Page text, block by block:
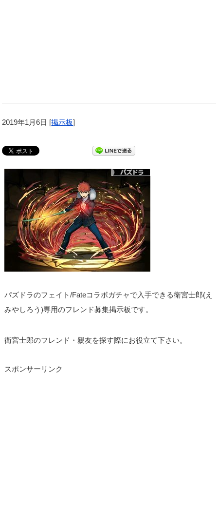
2019年1月6日 [掲示板]
パズドラのフェイト/Fateコラボガチャで入手できる衛宮士郎(え
みやしろう)専用のフレンド募集掲示板です。
衛宮士郎のフレンド・親友を探す際にお役立て下さい。
スポンサーリンク